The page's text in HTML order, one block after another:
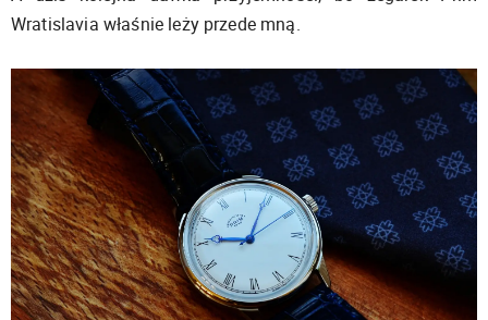
Wratislavia właśnie leży przede mną.